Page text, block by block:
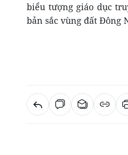
biểu tượng giáo dục
bản sắc vùng đất Đông